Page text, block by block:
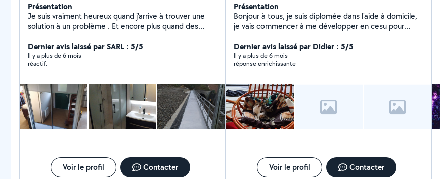
Présentation
Je suis vraiment heureux quand j'arrive à trouver une
solution à un problème . Et encore plus quand des
dire qu'ils ont vraiment confiance en moi et c'est très
gratifiant.»
Dernier avis laissé par SARL : 5/5
Il y a plus de 6 mois
réactif.
Voir le profil Contacter
Présentation
Bonjour à tous, je suis diplomée dans l'aide à domicile,
je vais commencer à me développer en cesu pour
courses, compagnie, jeux de mémoire ou autres, aide
administrative ou multimédia, petits travaux de
jardinage, garde ou sorties d'animaux,...) Je possède le
de capacité pour les animaux domestiques passé en
septembre 2022.
Dernier avis laissé par Didier : 5/5
Il y a plus de 6 mois
réponse enrichissante
Voir le profil Contacter